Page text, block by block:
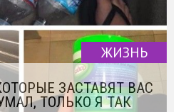
ЖИЗНЬ
ЗАСТАВЯТ ВАС
ТОЛЬКО Я ТАК